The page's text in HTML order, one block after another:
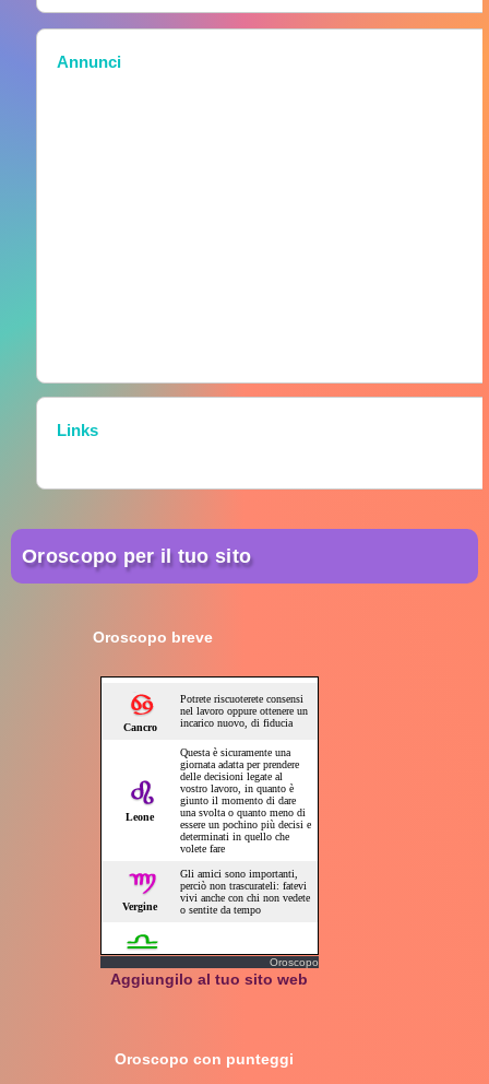
Annunci
Links
Oroscopo per il tuo sito
Oroscopo breve
Oroscopo
Aggiungilo al tuo sito web
Oroscopo con punteggi